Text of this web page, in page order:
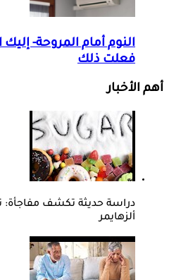
النوم أمام المروحة- إليك
فعلت ذلك
أهم الأخبار
دراسة حديثة تكشف
ألزهايمر